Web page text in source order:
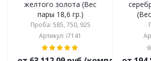
желтого золота (Вес
пары 18,6 гр.)
Проба: 585, 750, 925
Артикул: i7141